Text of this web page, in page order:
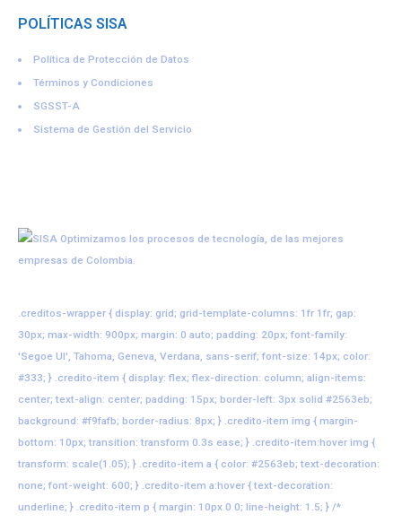
POLÍTICAS SISA
Política de Protección de Datos
Términos y Condiciones
SGSST-A
Sistema de Gestión del Servicio
.creditos-wrapper { display: grid; grid-template-columns: 1fr 1fr; gap:
30px; max-width: 900px; margin: 0 auto; padding: 20px; font-family:
'Segoe UI', Tahoma, Geneva, Verdana, sans-serif; font-size: 14px; color:
#333; } .credito-item { display: flex; flex-direction: column; align-items:
center; text-align: center; padding: 15px; border-left: 3px solid #2563eb;
background: #f9fafb; border-radius: 8px; } .credito-item img { margin-
bottom: 10px; transition: transform 0.3s ease; } .credito-item:hover img {
transform: scale(1.05); } .credito-item a { color: #2563eb; text-decoration:
none; font-weight: 600; } .credito-item a:hover { text-decoration:
underline; } .credito-item p { margin: 10px 0 0; line-height: 1.5; } /*